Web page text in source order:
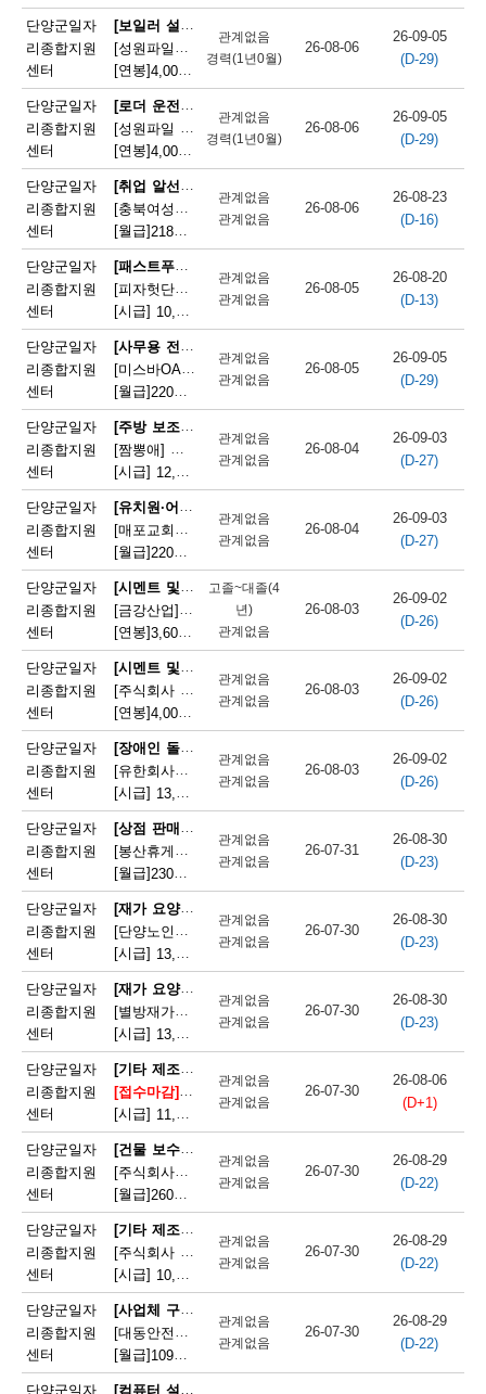
단양군일자
리종합지원
센터
[보일러 설치 및 정비원]
[성원파일주식회사]공장 보일러기사 채용 (에너지자격 우대 / 정규직)
[연봉]4,000만원 충청북도 단양군 매포읍 단양산업단지2로 47
관계없음
경력(1년0월)
26-08-06
26-09-05
(D-29)
단양군일자
리종합지원
센터
[로더 운전원(페이로더 운전원)]
[성원파일 주식회사] 로더기사 운전원 채용(자격증소지자/ 정규직)
[연봉]4,000만원 충청북도 단양군 매포읍 단양산업단지2로 47
관계없음
경력(1년0월)
26-08-06
26-09-05
(D-29)
단양군일자
리종합지원
센터
[취업 알선원]
[충북여성새로일하기지원본부] 직원채용(단양)
[월급] 218만원
관계없음
관계없음
26-08-06
26-08-23
(D-16)
단양군일자
리종합지원
센터
[패스트푸드 준비원]
[피자헛단양점]피자헛 단양점 파트타임 직원 모집
[시급] 10,320원 | 충청북도 단양군 단양읍 삼봉로 247
관계없음
관계없음
26-08-05
26-08-20
(D-13)
단양군일자
리종합지원
센터
[사무용 전자기기 설치 및 수리원(컴퓨터 제외)]
[미스바OA] 사무기기 서비스 직원 모집
[월급] 220만원
관계없음
관계없음
26-08-05
26-09-05
(D-29)
단양군일자
리종합지원
센터
[주방 보조원(일반 음식점)]
[짬뽕애] 주방보조 및 홀서빙 모집
[시급] 12,000원 | 충청북도 단양군 단양읍 별곡8길 6-1
관계없음
관계없음
26-08-04
26-09-03
(D-27)
단양군일자
리종합지원
센터
[유치원·어린이집 급식 조리사]
[매포교회어린이집] 어린이집 조리사(정규직) 채용
[월급] 220만원
관계없음
관계없음
26-08-04
26-09-03
(D-27)
단양군일자
리종합지원
센터
[시멘트 및 광물제품 제조기 조작원]
[금강산업]한일시멘트협력업체 예열직원 모집
[연봉]3,600만원 | 충청북도 단양군 매포읍 매포길 245
고졸~대졸(4
년)
관계없음
26-08-03
26-09-02
(D-26)
단양군일자
리종합지원
센터
[시멘트 및 광물제품 제조기 조작원]
[주식회사 주안] 시멘트 생산 설비 관리
[연봉]4,000만원 | 충청북도 단양군 매포읍 매포길 18
관계없음
관계없음
26-08-03
26-09-02
(D-26)
단양군일자
리종합지원
센터
[장애인 돌봄 종사원]
[유한회사단양돌봄사회서비스센터] 장애인 활동지원사 모집
[시급] 13,100원 | 충청북도 단양군 단양읍 삼봉로 233
관계없음
관계없음
26-08-03
26-09-02
(D-26)
단양군일자
리종합지원
센터
[상점 판매원]
[봉산휴게쉼터] 봉산휴게쉼터 판매원 모집
[월급] 230만원
관계없음
관계없음
26-07-31
26-08-30
(D-23)
단양군일자
리종합지원
센터
[재가 요양보호사]
[단양노인재가복지센터] 단양노인재가복지센터 방문요양 요양선생님 모집
[시급] 13,100원 | 충청북도 단양군 대강면 대강로 71
관계없음
관계없음
26-07-30
26-08-30
(D-23)
단양군일자
리종합지원
센터
[재가 요양보호사]
[별방재가노인복지센터] 별방재가요양복지센터 재가요양보호사 모집
[시급] 13,000원 | 충청북도 단양군 영춘면 별방창원로 417
관계없음
관계없음
26-07-30
26-08-30
(D-23)
단양군일자
리종합지원
센터
[기타 제조 관련 단순 종사원]
[접수마감] [주식회사 에스피네이처] (주)에스피네이처 생
[시급] 11,165원 | 충청북도 단양군 매포읍 매포농공단지로 260-19
관계없음
관계없음
26-07-30
26-08-06
(D+1)
단양군일자
리종합지원
센터
[건물 보수원 및 영선원(아파트 기계·전기 시설관리 제외)]
[주식회사국원] 단양두진아파트 영선기사 모집
[월급] 260만원
관계없음
관계없음
26-07-30
26-08-29
(D-22)
단양군일자
리종합지원
센터
[기타 제조 관련 단순 종사원]
[주식회사 어반텍] (주)어반텍 보도블럭 생산직원 모집
[시급] 10,320원 | 충청북도 단양군 매포읍 단양산업단지2로 102
관계없음
관계없음
26-07-30
26-08-29
(D-22)
단양군일자
리종합지원
센터
[사업체 구내식당 급식 조리사]
[대동안전주식회사] 대동안전(주) 단양공장 구내식당 조리사 모집
[월급] 109만원
관계없음
관계없음
26-07-30
26-08-29
(D-22)
단양군일자 [컴퓨터 설치 및 수리원(컴퓨터A/S원)]
정
보
오
늘
마
감
되
는
채
용
정
보
단
양
군
채
용
정
보